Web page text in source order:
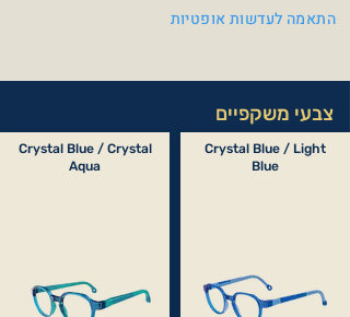
התאמה לעדשות אופטיות
צבעי משקפיים
Crystal Blue / Crystal
Aqua
Crystal Blue / Light
Blue